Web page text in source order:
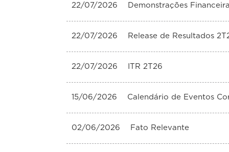
22/07/2026 Demonstrações
22/07/2026 Release de Resultados
22/07/2026 ITR 2T26
15/06/2026 Calendário de Eventos
02/06/2026 Fato Relevante